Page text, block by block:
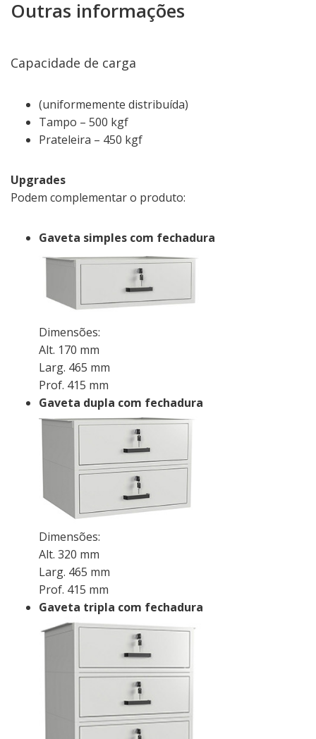
Outras informações
Capacidade de carga
(uniformemente distribuída)
Tampo – 500 kgf
Prateleira – 450 kgf
Upgrades
Podem complementar o produto:
Gaveta simples com fechadura
Dimensões:
Alt. 170 mm
Larg. 465 mm
Prof. 415 mm
Gaveta dupla com fechadura
Dimensões:
Alt. 320 mm
Larg. 465 mm
Prof. 415 mm
Gaveta tripla com fechadura